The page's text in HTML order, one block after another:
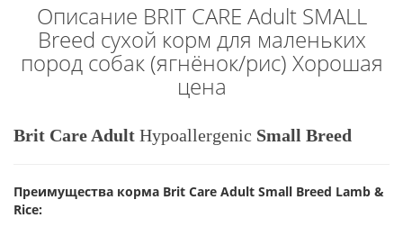
Описание BRIT CARE Adult SMALL
Breed сухой корм для маленьких
пород собак (ягнёнок/рис) Хорошая
цена
Brit Care Adult Hypoallergenic Small Breed
Преимущества корма Brit Care Adult Small Breed Lamb &
Rice: